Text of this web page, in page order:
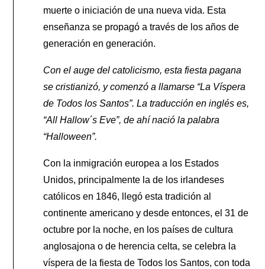
muerte o iniciación de una nueva vida. Esta
enseñanza se propagó a través de los años de
generación en generación.
Con el auge del catolicismo, esta fiesta pagana
se cristianizó, y comenzó a llamarse “La Víspera
de Todos los Santos”. La traducción en inglés es,
“All Hallow´s Eve”, de ahí nació la palabra
“Halloween”.
Con la inmigración europea a los Estados
Unidos, principalmente la de los irlandeses
católicos en 1846, llegó esta tradición al
continente americano y desde entonces, el 31 de
octubre por la noche, en los países de cultura
anglosajona o de herencia celta, se celebra la
víspera de la fiesta de Todos los Santos, con toda